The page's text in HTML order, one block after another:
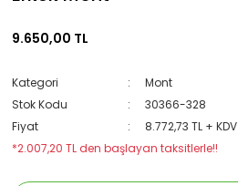
9.650,00 TL
Kategori
Mont
Stok Kodu
30366-328
Fiyat
8.772,73 TL + KDV
*2.007,20 TL den başlayan taksitlerle!!